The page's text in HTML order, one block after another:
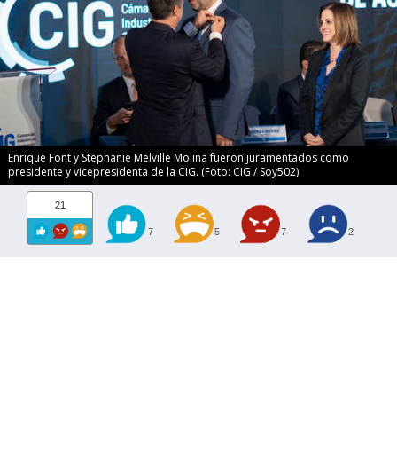
Enrique Font y Stephanie Melville Molina fueron juramentados como
presidente y vicepresidenta de la CIG. (Foto: CIG / Soy502)
21
7 5 7 2